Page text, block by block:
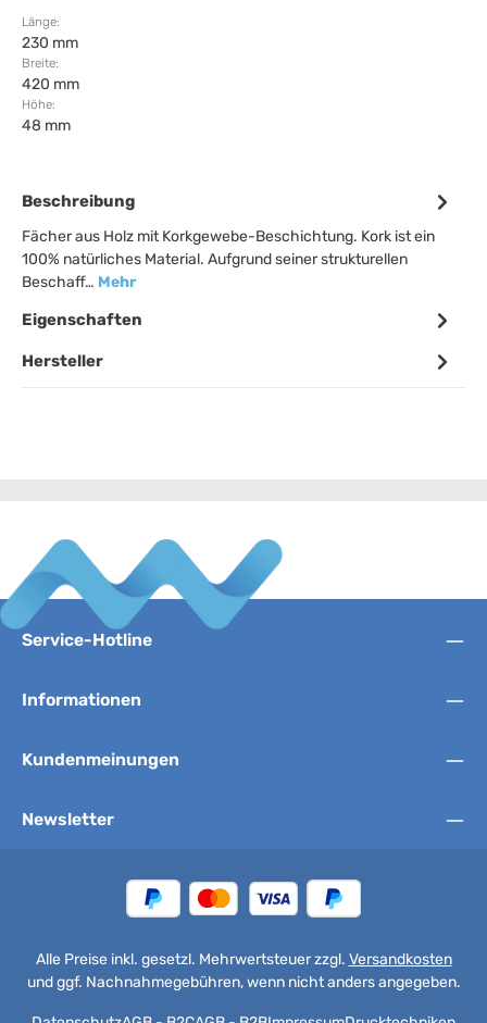
Länge:
230 mm
Breite:
420 mm
Höhe:
48 mm
Beschreibung
Fächer aus Holz mit Korkgewebe-Beschichtung. Kork ist ein
100% natürliches Material. Aufgrund seiner strukturellen
Beschaff… Mehr
Eigenschaften
Hersteller
Service-Hotline
Informationen
Kundenmeinungen
Newsletter
Alle Preise inkl. gesetzl. Mehrwertsteuer zzgl. Versandkosten
und ggf. Nachnahmegebühren, wenn nicht anders angegeben.